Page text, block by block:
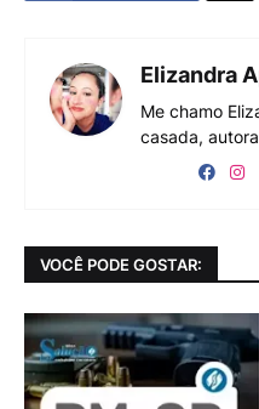
Elizandra
Me chamo
casada,
VOCÊ PODE GOSTAR: